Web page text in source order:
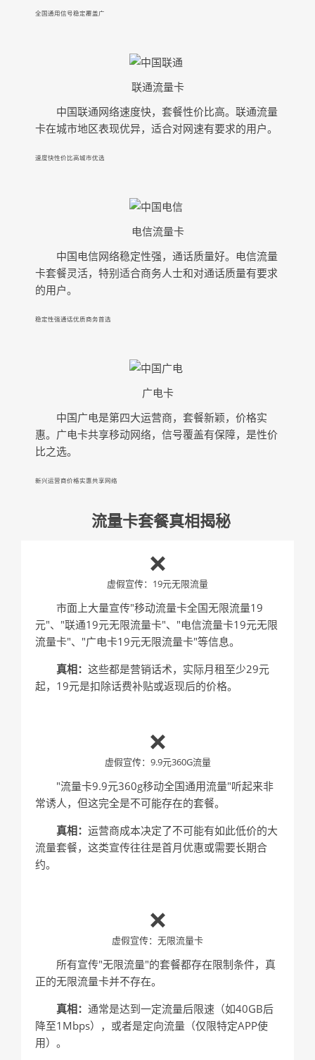
全国通用信号稳定覆盖广
联通流量卡
中国联通网络速度快，套餐性价比高。联通流量
卡在城市地区表现优异，适合对网速有要求的用户。
速度快性价比高城市优选
电信流量卡
中国电信网络稳定性强，通话质量好。电信流量
卡套餐灵活，特别适合商务人士和对通话质量有要求
的用户。
稳定性强通话优质商务首选
广电卡
中国广电是第四大运营商，套餐新颖，价格实
惠。广电卡共享移动网络，信号覆盖有保障，是性价
比之选。
新兴运营商价格实惠共享网络
流量卡套餐真相揭秘
❌
虚假宣传：19元无限流量
市面上大量宣传"移动流量卡全国无限流量19
元"、"联通19元无限流量卡"、"电信流量卡19元无限
流量卡"、"广电卡19元无限流量卡"等信息。
真相： 这些都是营销话术，实际月租至少29元
起，19元是扣除话费补贴或返现后的价格。
❌
虚假宣传：9.9元360G流量
"流量卡9.9元360g移动全国通用流量"听起来非
常诱人，但这完全是不可能存在的套餐。
真相： 运营商成本决定了不可能有如此低价的大
流量套餐，这类宣传往往是首月优惠或需要长期合
约。
❌
虚假宣传：无限流量卡
所有宣传"无限流量"的套餐都存在限制条件，真
正的无限流量卡并不存在。
真相： 通常是达到一定流量后限速（如40GB后
降至1Mbps），或者是定向流量（仅限特定APP使
用）。